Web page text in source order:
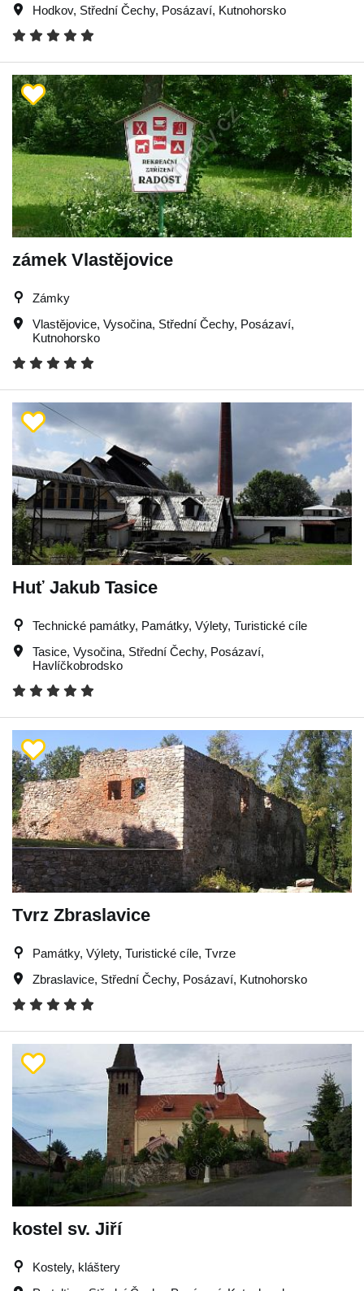
Hodkov, Střední Čechy, Posázaví, Kutnohorsko
zámek Vlastějovice
Zámky
Vlastějovice, Vysočina, Střední Čechy, Posázaví,
Kutnohorsko
Huť Jakub Tasice
Technické památky, Památky, Výlety, Turistické cíle
Tasice, Vysočina, Střední Čechy, Posázaví,
Havlíčkobrodsko
Tvrz Zbraslavice
Památky, Výlety, Turistické cíle, Tvrze
Zbraslavice, Střední Čechy, Posázaví, Kutnohorsko
kostel sv. Jiří
Kostely, kláštery